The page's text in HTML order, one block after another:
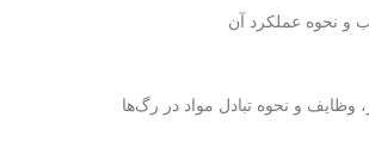
و نحوه عملکرد آن
وظایف و نحوه تبادل مواد در رگ‌ها